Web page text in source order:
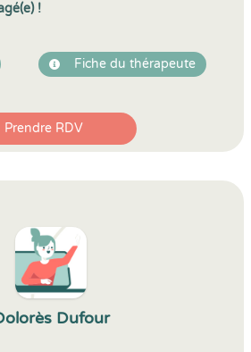
!
Fiche du thérapeute
Prendre RDV
Dufour